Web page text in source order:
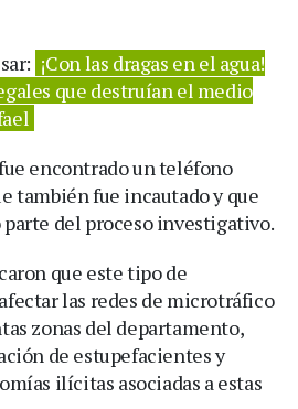
¡Con las dragas en el agua!
que destruían el medio
encontrado un teléfono
también fue incautado y que
parte del proceso investigativo.
que este tipo de
las redes de microtráfico
zonas del departamento,
de estupefacientes y
ilícitas asociadas a estas